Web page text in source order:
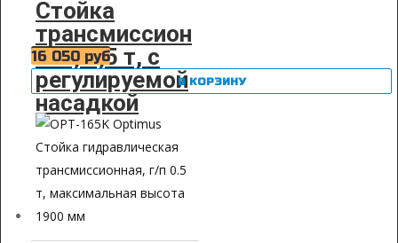
Стойка
трансмиссион
ная, 0,5 т, с
регулируемой
насадкой
16 050 руб
В КОРЗИНУ